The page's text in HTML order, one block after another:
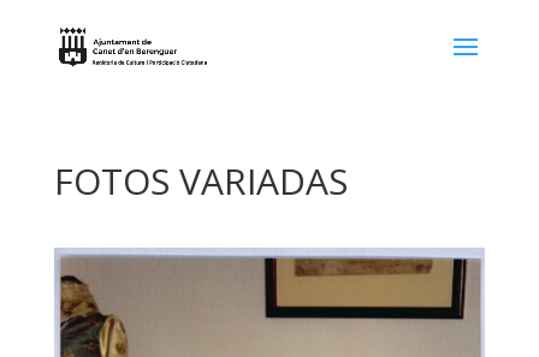
FOTOS VARIADAS